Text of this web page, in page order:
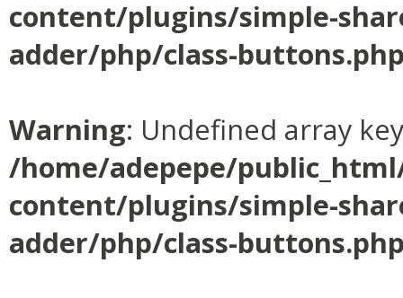
content/plugins/simple-
adder/php/class-
Warning: Undefined array
/home/adepepe/
content/plugins/simple-
adder/php/class-